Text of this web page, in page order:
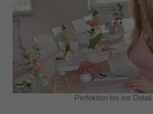
Perfektion bis ins Detail